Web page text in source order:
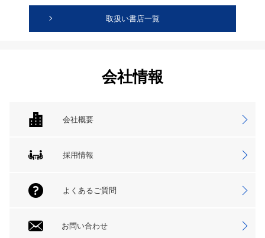
取扱い書店一覧
会社情報
会社概要
採用情報
よくあるご質問
お問い合わせ